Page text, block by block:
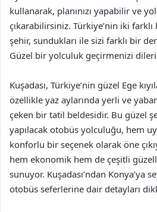
kullanarak, planınızı yapabilir ve
çıkarabilirsiniz. Türkiye’nin iki
şehir, sundukları ile sizi farklı bir
Güzel bir yolculuk geçirmenizi
Kuşadası, Türkiye’nin güzel Ege
özellikle yaz aylarında yerli ve
çeken bir tatil beldesidir. Bu güzel
yapılacak otobüs yolculuğu, hem
konforlu bir seçenek olarak öne
hem ekonomik hem de çeşitli
sunuyor. Kuşadası’ndan Konya’ya
otobüs seferlerine dair detayları